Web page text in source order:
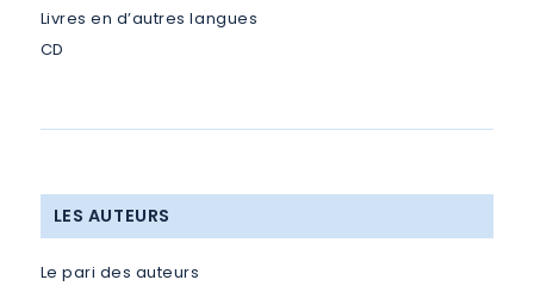
Livres en d’autres langues
CD
LES AUTEURS
Le pari des auteurs